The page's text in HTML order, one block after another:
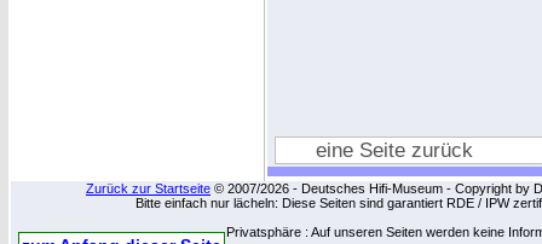
eine Seite zurück
Zurück zur Startseite © 2007/2026 - Deutsches Hifi-Museum - Copyright by
Bitte einfach nur lächeln: Diese Seiten sind garantiert RDE / IPW
Privatsphäre : Auf unseren Seiten werden keine